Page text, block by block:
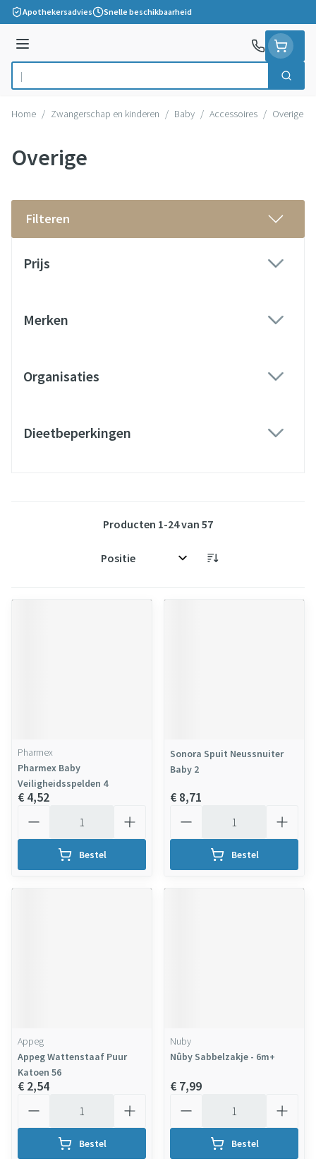
Ga naar de inhoud
Apothekersadvies Snelle beschikbaarheid
Menu
Product, merk, categorie... Zoek
Home / Zwangerschap en kinderen / Baby / Accessoires / Overige
Overige
Filteren
Prijs
Merken
Organisaties
Dieetbeperkingen
Producten 1-24van 57
Sorteer op:
Pharmex
Pharmex Baby
Veiligheidsspelden 4
€ 4,52
Bestel
Sonora Spuit Neussnuiter
Baby 2
€ 8,71
Bestel
Appeg
Appeg Wattenstaaf Puur
Katoen 56
€ 2,54
Bestel
Nuby
Nûby Sabbelzakje - 6m+
€ 7,99
Bestel